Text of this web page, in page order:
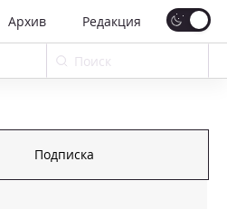
Архив Редакция
Подписка